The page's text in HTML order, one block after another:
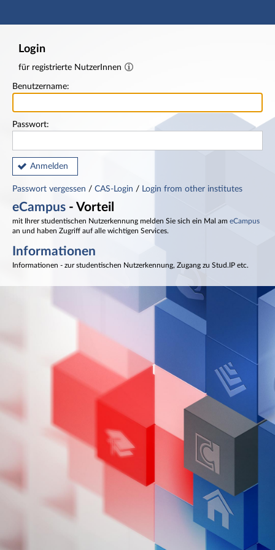
Hauptnavigation
Login
für registrierte NutzerInnen
Benutzername:
Passwort:
Anmelden
Passwort vergessen / CAS-Login / Login from other institutes
eCampus - Vorteil
mit Ihrer studentischen Nutzerkennung melden Sie sich ein Mal am eCampus
an und haben Zugriff auf alle wichtigen Services.
Informationen
Informationen - zur studentischen Nutzerkennung, Zugang zu Stud.IP etc.